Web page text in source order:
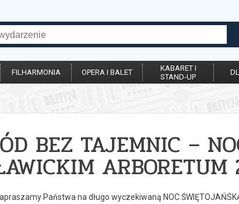
FILHARMONIA OPERA I BALET
KABARET I
STAND-UP
BEZ TAJEMNIC –
Państwa na długo wyczekiwaną NOC